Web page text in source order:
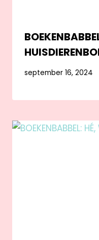
september 16, 2024